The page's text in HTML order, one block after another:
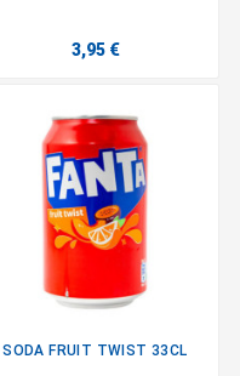
3,95 €
SODA FRUIT TWIST 33CL